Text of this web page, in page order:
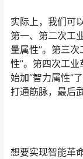
实际上，我们可
第一、第二次工
量属性”。第三
性”。第四次工
始加“智力属性”
打通筋脉，最后
想要实现智能革